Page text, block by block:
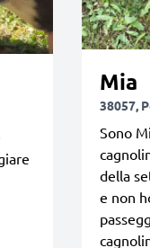
Mia
38057,
Sono
della
e non